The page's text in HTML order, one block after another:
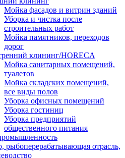
Мойка фасадов и витрин зданий
Уборка и чистка после
строительных работ
Мойка памятников, переходов
дорог
клининг/HORECA
Мойка санитарных помещений,
туалетов
Мойка складских помещений,
все виды полов
Уборка офисных помещений
Уборка гостиниц
Уборка предприятий
общественного питания
рыбоперерабатывающая отрасль,